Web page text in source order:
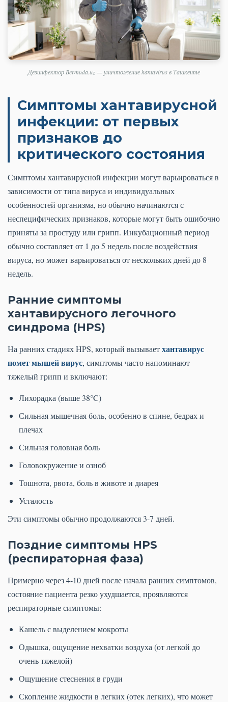
Дезинфектор Bermuda.uz — уничтожение hantavirus в Ташкенте
Симптомы хантавирусной
инфекции: от первых
признаков до
критического состояния
Симптомы хантавирусной инфекции могут варьироваться в
зависимости от типа вируса и индивидуальных
особенностей организма, но обычно начинаются с
неспецифических признаков, которые могут быть ошибочно
приняты за простуду или грипп. Инкубационный период
обычно составляет от 1 до 5 недель после воздействия
вируса, но может варьироваться от нескольких дней до 8
недель.
Ранние симптомы
хантавирусного легочного
синдрома (HPS)
На ранних стадиях HPS, который вызываетхантавирус
помет мышей вирус, симптомы часто напоминают
тяжелый грипп и включают:
Лихорадка (выше 38°C)
Сильная мышечная боль, особенно в спине, бедрах и
плечах
Сильная головная боль
Головокружение и озноб
Тошнота, рвота, боль в животе и диарея
Усталость
Эти симптомы обычно продолжаются 3-7 дней.
Поздние симптомы HPS
(респираторная фаза)
Примерно через 4-10 дней после начала ранних симптомов,
состояние пациента резко ухудшается, проявляются
респираторные симптомы:
Кашель с выделением мокроты
Одышка, ощущение нехватки воздуха (от легкой до
очень тяжелой)
Ощущение стеснения в груди
Скопление жидкости в легких (отек легких), что может